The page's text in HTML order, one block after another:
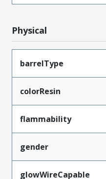
Physical
barrelType
colorResin
flammability
gender
glowWireCapable